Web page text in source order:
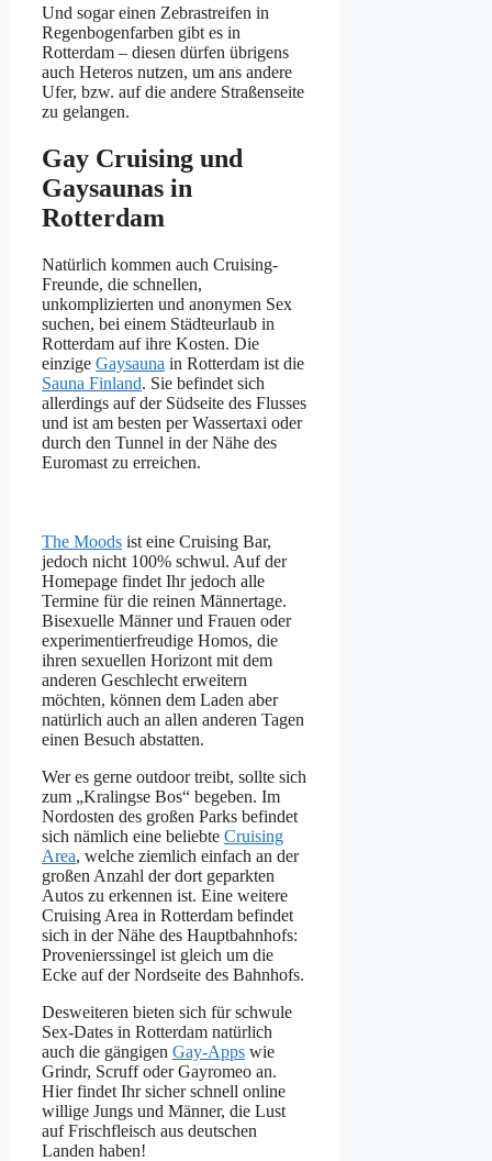
Und sogar einen Zebrastreifen in
Regenbogenfarben gibt es in
Rotterdam – diesen dürfen übrigens
auch Heteros nutzen, um ans andere
Ufer, bzw. auf die andere Straßenseite
zu gelangen.
Gay Cruising und
Gaysaunas in
Rotterdam
Natürlich kommen auch Cruising-
Freunde, die schnellen,
unkomplizierten und anonymen Sex
suchen, bei einem Städteurlaub in
Rotterdam auf ihre Kosten. Die
einzige Gaysauna in Rotterdam ist die
Sauna Finland. Sie befindet sich
allerdings auf der Südseite des Flusses
und ist am besten per Wassertaxi oder
durch den Tunnel in der Nähe des
Euromast zu erreichen.
The Moods ist eine Cruising Bar,
jedoch nicht 100% schwul. Auf der
Homepage findet Ihr jedoch alle
Termine für die reinen Männertage.
Bisexuelle Männer und Frauen oder
experimentierfreudige Homos, die
ihren sexuellen Horizont mit dem
anderen Geschlecht erweitern
möchten, können dem Laden aber
natürlich auch an allen anderen Tagen
einen Besuch abstatten.
Wer es gerne outdoor treibt, sollte sich
zum „Kralingse Bos“ begeben. Im
Nordosten des großen Parks befindet
sich nämlich eine beliebte Cruising
Area, welche ziemlich einfach an der
großen Anzahl der dort geparkten
Autos zu erkennen ist. Eine weitere
Cruising Area in Rotterdam befindet
sich in der Nähe des Hauptbahnhofs:
Provenierssingel ist gleich um die
Ecke auf der Nordseite des Bahnhofs.
Desweiteren bieten sich für schwule
Sex-Dates in Rotterdam natürlich
auch die gängigen Gay-Apps wie
Grindr, Scruff oder Gayromeo an.
Hier findet Ihr sicher schnell online
willige Jungs und Männer, die Lust
auf Frischfleisch aus deutschen
Landen haben!